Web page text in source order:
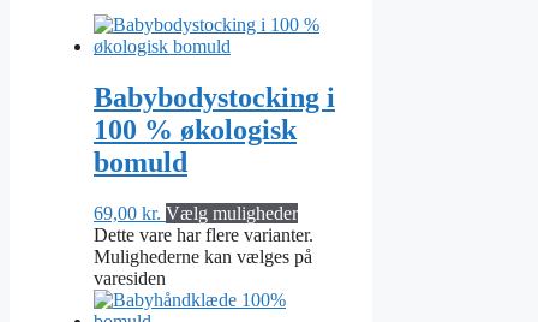
Babybodystocking i
100 % økologisk
bomuld
69,00 kr. Vælg muligheder
Dette vare har flere varianter.
Mulighederne kan vælges på
varesiden